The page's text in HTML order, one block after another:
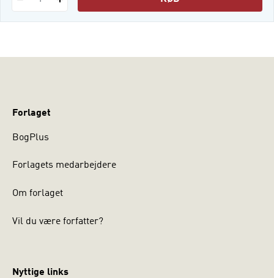
Forlaget
BogPlus
Forlagets medarbejdere
Om forlaget
Vil du være forfatter?
Nyttige links